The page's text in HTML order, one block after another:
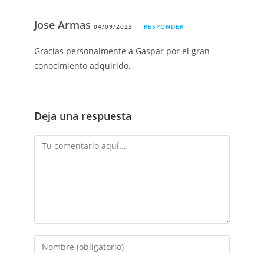
Jose Armas04/09/2023 RESPONDER
Gracias personalmente a Gaspar por el gran
conocimiento adquirido.
Deja una respuesta